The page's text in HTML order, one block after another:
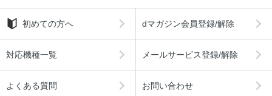
初めての方へ dマガジン会員登録/解除
対応機種一覧 メールサービス登録/解除
よくある質問 お問い合わせ